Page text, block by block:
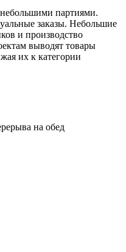
партиями.
заказы. Небольшие
и производство
выводят товары
их к категории
на обед